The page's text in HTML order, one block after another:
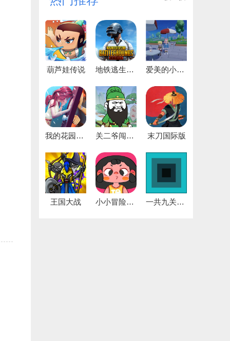
葫芦娃传说 地铁逃生国际服中文版 爱美的小公主
我的花园游戏 关二爷闯天界 末刀国际版
王国大战 小小冒险家寻宝记游戏 一共九关手机版